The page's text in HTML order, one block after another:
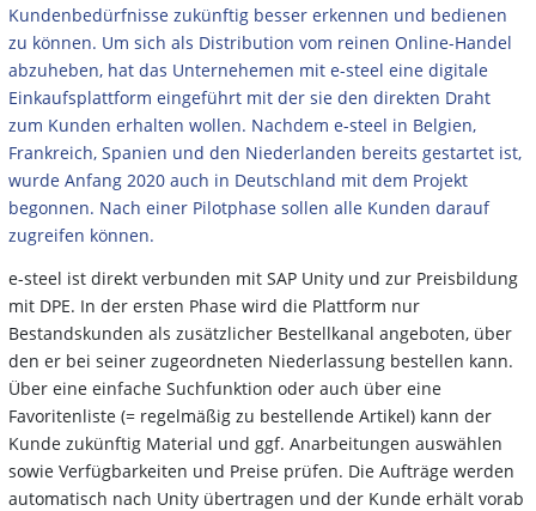
Kundenbedürfnisse zukünftig besser erkennen und bedienen
zu können. Um sich als Distribution vom reinen Online-Handel
abzuheben, hat das Unternehemen mit e-steel eine digitale
Einkaufsplattform eingeführt mit der sie den direkten Draht
zum Kunden erhalten wollen. Nachdem e-steel in Belgien,
Frankreich, Spanien und den Niederlanden bereits gestartet ist,
wurde Anfang 2020 auch in Deutschland mit dem Projekt
begonnen. Nach einer Pilotphase sollen alle Kunden darauf
zugreifen können.
e-steel ist direkt verbunden mit SAP Unity und zur Preisbildung
mit DPE. In der ersten Phase wird die Plattform nur
Bestandskunden als zusätzlicher Bestellkanal angeboten, über
den er bei seiner zugeordneten Niederlassung bestellen kann.
Über eine einfache Suchfunktion oder auch über eine
Favoritenliste (= regelmäßig zu bestellende Artikel) kann der
Kunde zukünftig Material und ggf. Anarbeitungen auswählen
sowie Verfügbarkeiten und Preise prüfen. Die Aufträge werden
automatisch nach Unity übertragen und der Kunde erhält vorab